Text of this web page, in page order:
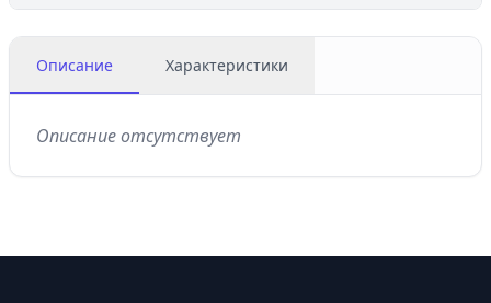
Описание Характеристики
Описание отсутствует